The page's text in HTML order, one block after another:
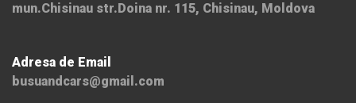
mun.Chisinau str.Doina nr. 115, Chisinau, Moldova
Adresa de Email
busuandcars@gmail.com